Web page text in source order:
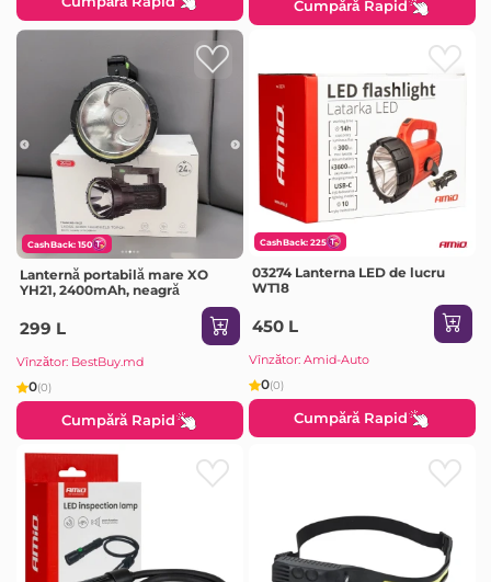
Cumpără Rapid
CashBack: 150
Lanternă portabilă mare XO
YH21, 2400mAh, neagră
299 L
Vînzător: BestBuy.md
0(0)
Cumpără Rapid
CashBack: 225
03274 Lanterna LED de lucru
WT18
450 L
Vînzător: Amid-Auto
0(0)
Cumpără Rapid